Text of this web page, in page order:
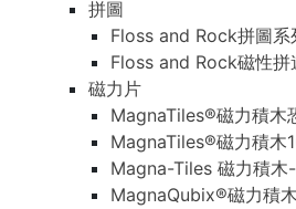
拼圖
Floss and Rock拼圖系
Floss and Rock磁性拼
磁力片
MagnaTiles®磁力積木
MagnaTiles®磁力積木
Magna-Tiles 磁力積木
MagnaQubix®磁力積木